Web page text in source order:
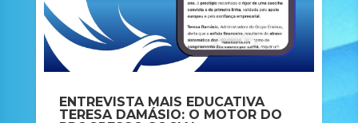
ENTREVISTA MAIS EDUCATIVA
TERESA DAMÁSIO: O MOTOR DO